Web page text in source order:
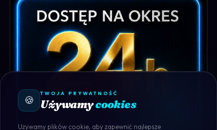
🍪
TWOJA PRYWATNOŚĆ
Używamycookies
Używamy plików cookie, aby zapewnić najlepsze